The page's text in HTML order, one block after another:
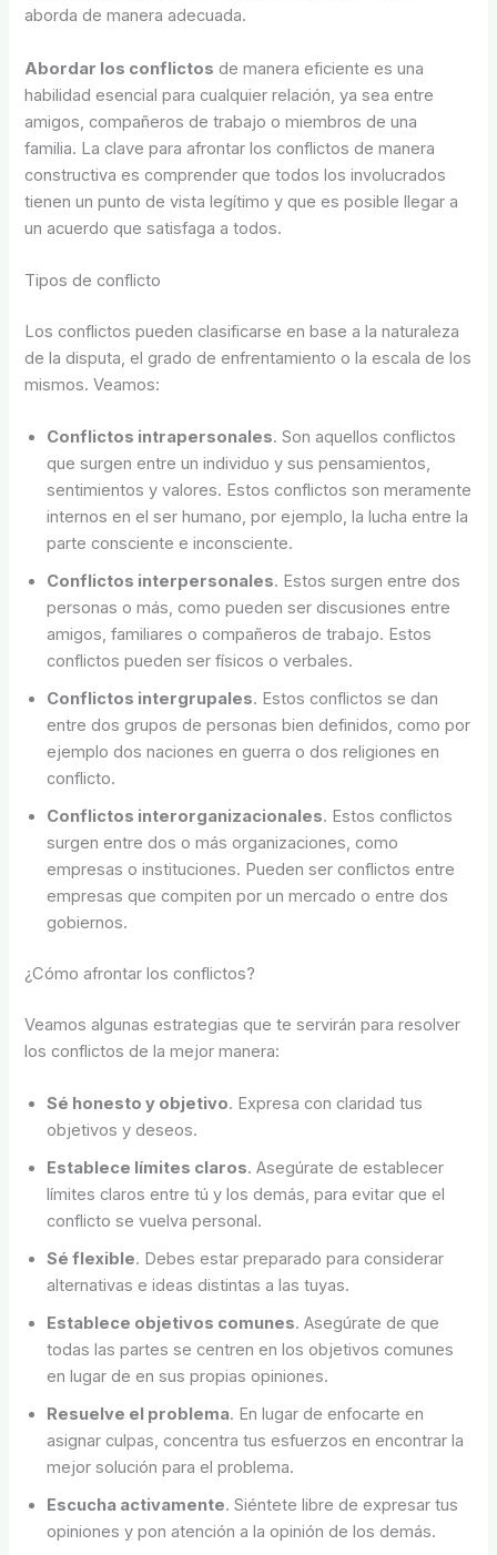
aborda de manera adecuada.
Abordar los conflictos de manera eficiente es una
habilidad esencial para cualquier relación, ya sea entre
amigos, compañeros de trabajo o miembros de una
familia. La clave para afrontar los conflictos de manera
constructiva es comprender que todos los involucrados
tienen un punto de vista legítimo y que es posible llegar a
un acuerdo que satisfaga a todos.
Tipos de conflicto
Los conflictos pueden clasificarse en base a la naturaleza
de la disputa, el grado de enfrentamiento o la escala de los
mismos. Veamos:
Conflictos intrapersonales. Son aquellos conflictos
que surgen entre un individuo y sus pensamientos,
sentimientos y valores. Estos conflictos son meramente
internos en el ser humano, por ejemplo, la lucha entre la
parte consciente e inconsciente.
Conflictos interpersonales. Estos surgen entre dos
personas o más, como pueden ser discusiones entre
amigos, familiares o compañeros de trabajo. Estos
conflictos pueden ser físicos o verbales.
Conflictos intergrupales. Estos conflictos se dan
entre dos grupos de personas bien definidos, como por
ejemplo dos naciones en guerra o dos religiones en
conflicto.
Conflictos interorganizacionales. Estos conflictos
surgen entre dos o más organizaciones, como
empresas o instituciones. Pueden ser conflictos entre
empresas que compiten por un mercado o entre dos
gobiernos.
¿Cómo afrontar los conflictos?
Veamos algunas estrategias que te servirán para resolver
los conflictos de la mejor manera:
Sé honesto y objetivo. Expresa con claridad tus
objetivos y deseos.
Establece límites claros. Asegúrate de establecer
límites claros entre tú y los demás, para evitar que el
conflicto se vuelva personal.
Sé flexible. Debes estar preparado para considerar
alternativas e ideas distintas a las tuyas.
Establece objetivos comunes. Asegúrate de que
todas las partes se centren en los objetivos comunes
en lugar de en sus propias opiniones.
Resuelve el problema. En lugar de enfocarte en
asignar culpas, concentra tus esfuerzos en encontrar la
mejor solución para el problema.
Escucha activamente. Siéntete libre de expresar tus
opiniones y pon atención a la opinión de los demás.